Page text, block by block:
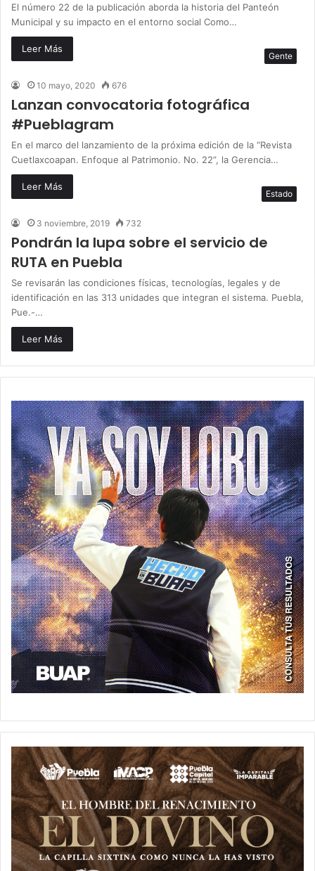
El número 22 de la publicación aborda la historia del Panteón
Municipal y su impacto en el entorno social Como…
Leer Más
Gente
10 mayo, 2020 676
Lanzan convocatoria fotográfica
#Pueblagram
En el marco del lanzamiento de la próxima edición de la “Revista
Cuetlaxcoapan. Enfoque al Patrimonio. No. 22”, la Gerencia…
Leer Más
Estado
3 noviembre, 2019 732
Pondrán la lupa sobre el servicio de
RUTA en Puebla
Se revisarán las condiciones físicas, tecnologías, legales y de
identificación en las 313 unidades que integran el sistema. Puebla,
Pue.-…
Leer Más